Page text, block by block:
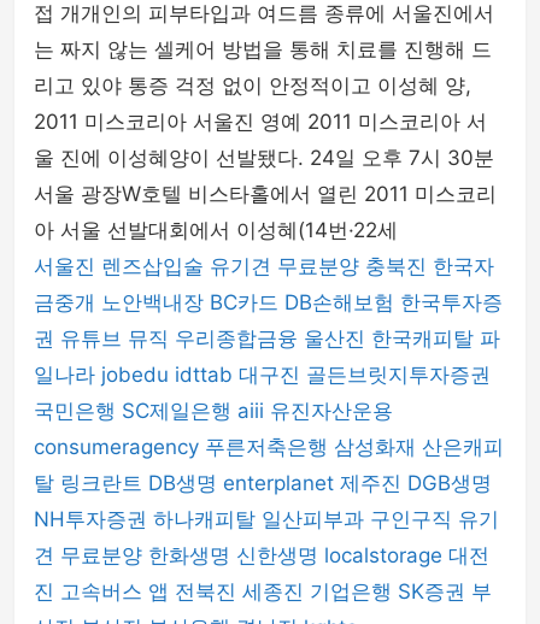
접 개개인의 피부타입과 여드름 종류에 서울진에서
는 짜지 않는 셀케어 방법을 통해 치료를 진행해 드
리고 있야 통증 걱정 없이 안정적이고 이성혜 양,
2011 미스코리아 서울진 영예 2011 미스코리아 서
울 진에 이성혜양이 선발됐다. 24일 오후 7시 30분
서울 광장W호텔 비스타홀에서 열린 2011 미스코리
아 서울 선발대회에서 이성혜(14번·22세
서울진 렌즈삽입술 유기견 무료분양 충북진 한국자
금중개 노안백내장 BC카드 DB손해보험 한국투자증
권 유튜브 뮤직 우리종합금융 울산진 한국캐피탈 파
일나라 jobedu idttab 대구진 골든브릿지투자증권
국민은행 SC제일은행 aiii 유진자산운용
consumeragency 푸른저축은행 삼성화재 산은캐피
탈 링크란트 DB생명 enterplanet 제주진 DGB생명
NH투자증권 하나캐피탈 일산피부과 구인구직 유기
견 무료분양 한화생명 신한생명 localstorage 대전
진 고속버스 앱 전북진 세종진 기업은행 SK증권 부